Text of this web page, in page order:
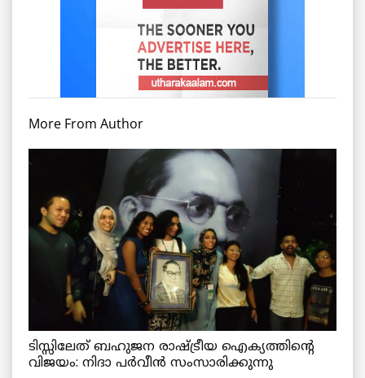
More From Author
ടിസ്സിലേത് ബഹുജന രാഷ്ട്രീയ ഐക്യത്തിന്റെ
വിജയം: നിദാ പർവീൻ സംസാരിക്കുന്നു